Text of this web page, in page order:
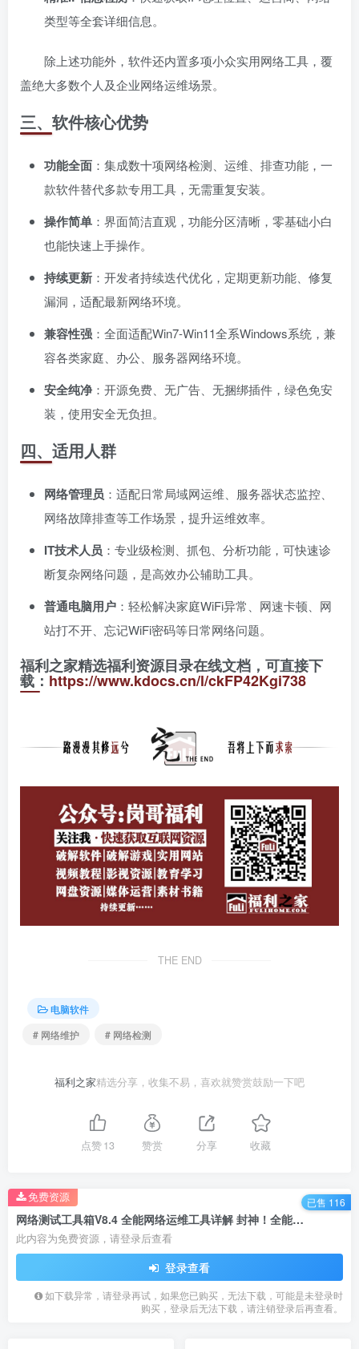
类型等全套详细信息。
除上述功能外，软件还内置多项小众实用网络工具，覆
盖绝大多数个人及企业网络运维场景。
三、软件核心优势
功能全面 ：集成数十项网络检测、运维、排查功能，一
款软件替代多款专用工具，无需重复安装。
操作简单 ：界面简洁直观，功能分区清晰，零基础小白
也能快速上手操作。
持续更新 ：开发者持续迭代优化，定期更新功能、修复
漏洞，适配最新网络环境。
兼容性强 ：全面适配Win7-Win11全系Windows系统，兼
容各类家庭、办公、服务器网络环境。
安全纯净 ：开源免费、无广告、无捆绑插件，绿色免安
装，使用安全无负担。
四、适用人群
网络管理员 ：适配日常局域网运维、服务器状态监控、
网络故障排查等工作场景，提升运维效率。
IT技术人员 ：专业级检测、抓包、分析功能，可快速诊
断复杂网络问题，是高效办公辅助工具。
普通电脑用户 ：轻松解决家庭WiFi异常、网速卡顿、网
站打不开、忘记WiFi密码等日常网络问题。
福利之家精选福利资源目录在线文档，可直接下
载：https://www.kdocs.cn/l/ckFP42Kgi738
THE END
电脑软件
# 网络维护
# 网络检测
福利之家精选分享，收集不易，喜欢就赞赏鼓励一下吧
点赞13 赞赏 分享 收藏
网络测试工具箱V8.4 全能网络运维工具详解 封神！全能免费网络工具箱，解决99%电脑网络问题
此内容为免费资源，请登录后查看
登录查看
如下载异常，请登录再试，如果您已购买，无法下载，可能是未登录时
购买，登录后无法下载，请注销登录后再查看。
免费资源 已售 116